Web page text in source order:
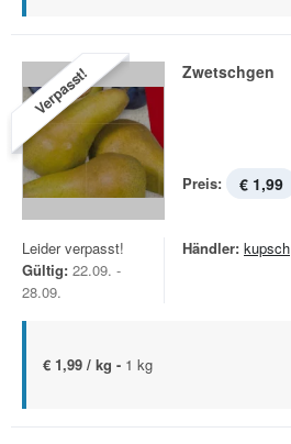
Verpasst! Zwetschgen
Preis: € 1,99
Leider verpasst!
Gültig: 22.09. -
28.09.
Händler: kupsch
€ 1,99 / kg - 1 kg